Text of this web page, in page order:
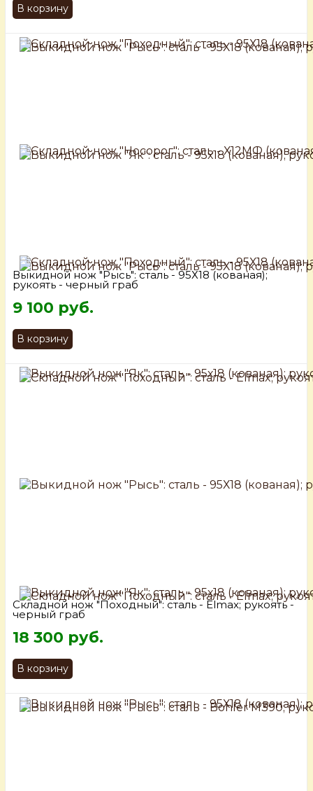
В корзину
Выкидной нож "Рысь": сталь - 95Х18 (кованая);
рукоять - черный граб
9 100 руб.
В корзину
Складной нож "Походный": сталь - Elmax; рукоять -
черный граб
18 300 руб.
В корзину